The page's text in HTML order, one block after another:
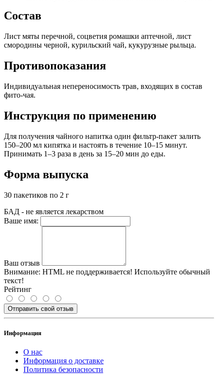
Состав
Лист мяты перечной, соцветия ромашки аптечной, лист
смородины черной, курильский чай, кукурузные рыльца.
Противопоказания
Индивидуальная непереносимость трав, входящих в состав
фито-чая.
Инструкция по применению
Для получения чайного напитка один фильтр-пакет залить
150–200 мл кипятка и настоять в течение 10–15 минут.
Принимать 1–3 раза в день за 15–20 мин до еды.
Форма выпуска
30 пакетиков по 2 г
БАД - не является лекарством
Ваше имя:
Ваш отзыв
Внимание: HTML не поддерживается! Используйте обычный
текст!
Рейтинг
Отправить свой отзыв
Информация
О нас
Информация о доставке
Политика безопасности